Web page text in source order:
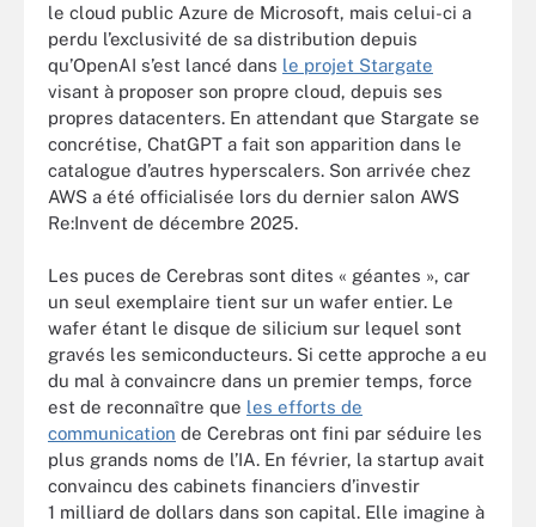
le cloud public Azure de Microsoft, mais celui-ci a
perdu l’exclusivité de sa distribution depuis
qu’OpenAI s’est lancé dans le projet Stargate
visant à proposer son propre cloud, depuis ses
propres datacenters. En attendant que Stargate se
concrétise, ChatGPT a fait son apparition dans le
catalogue d’autres hyperscalers. Son arrivée chez
AWS a été officialisée lors du dernier salon AWS
Re:Invent de décembre 2025.
Les puces de Cerebras sont dites « géantes », car
un seul exemplaire tient sur un wafer entier. Le
wafer étant le disque de silicium sur lequel sont
gravés les semiconducteurs. Si cette approche a eu
du mal à convaincre dans un premier temps, force
est de reconnaître que les efforts de
communication de Cerebras ont fini par séduire les
plus grands noms de l’IA. En février, la startup avait
convaincu des cabinets financiers d’investir
1 milliard de dollars dans son capital. Elle imagine à